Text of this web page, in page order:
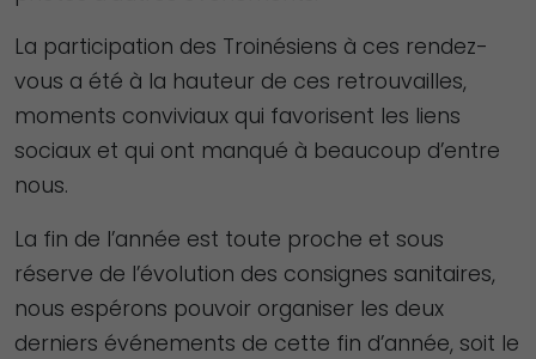
La participation des Troinésiens à ces rendez-
vous a été à la hauteur de ces retrouvailles,
moments conviviaux qui favorisent les liens
sociaux et qui ont manqué à beaucoup d’entre
nous.
La fin de l’année est toute proche et sous
réserve de l’évolution des consignes sanitaires,
nous espérons pouvoir organiser les deux
derniers événements de cette fin d’année, soit le